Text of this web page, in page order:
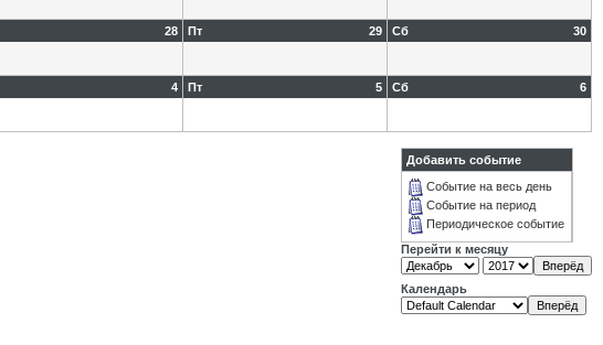
28 29
Пт 30
Сб
4 5
Пт 6
Сб
Добавить событие
Событие на весь день
Событие на период
Периодическое событие
Перейти к месяцу
Календарь